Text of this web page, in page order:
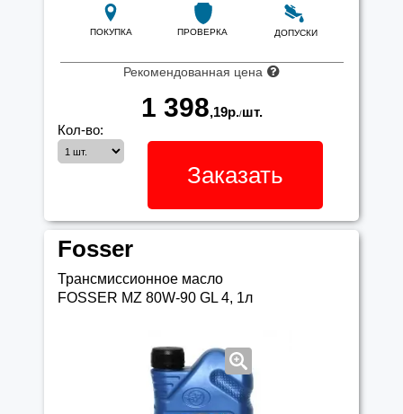
ПОКУПКА ПРОВЕРКА ДОПУСКИ
Рекомендованная цена
1 398,19р./шт.
Кол-во:
Заказать
Fosser
Трансмиссионное масло
FOSSER MZ 80W-90 GL 4, 1л